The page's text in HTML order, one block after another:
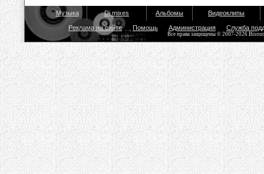
Музыка Dj mixes Альбомы Видеоклипы
Реклама на сайте Помощь Администрация Служба
Все права защищены © 2007-2026